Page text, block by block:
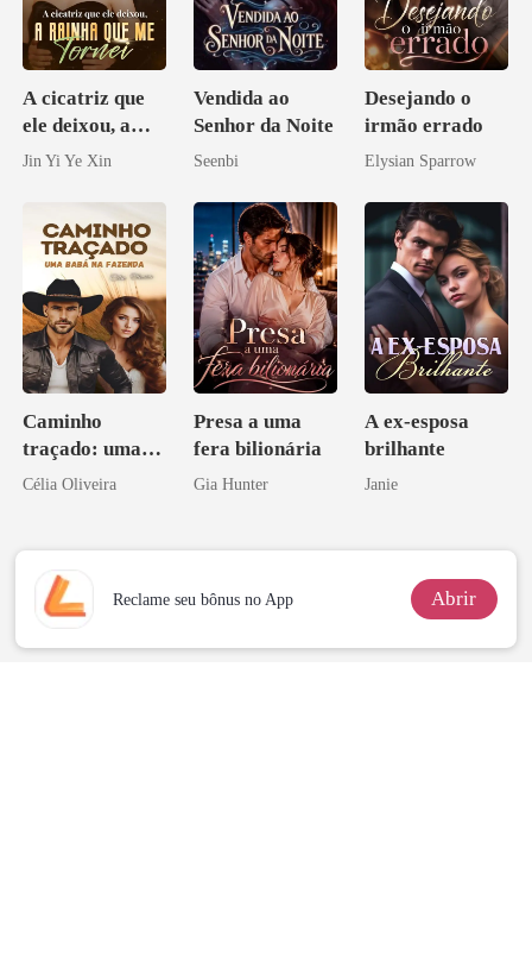
A cicatriz que
ele deixou, a
rainha que me
Jin Yi Ye Xin
Vendida ao
Senhor da Noite
Seenbi
Desejando o
irmão errado
Elysian Sparrow
Caminho
traçado: uma
babá na fazenda
Célia Oliveira
Presa a uma
fera bilionária
Gia Hunter
A ex-esposa
brilhante
Janie
Reclame seu bônus no App Abrir